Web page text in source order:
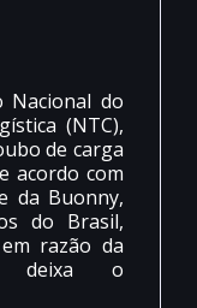
Nacional do
(NTC),
de carga
acordo com
da Buonny,
do Brasil,
razão da
deixa o